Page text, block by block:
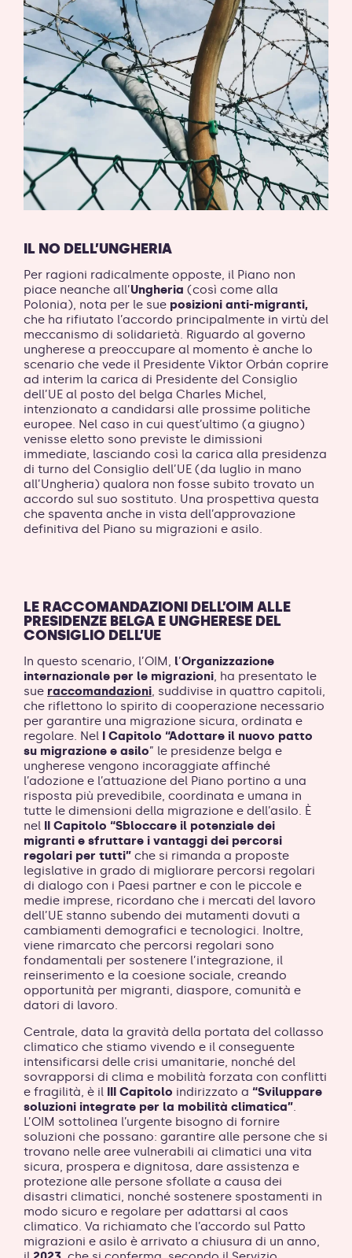
IL NO DELL’UNGHERIA
Per ragioni radicalmente opposte, il Piano non
piace neanche all’Ungheria (così come alla
Polonia), nota per le sue posizioni anti-migranti,
che ha rifiutato l’accordo principalmente in virtù del
meccanismo di solidarietà. Riguardo al governo
ungherese a preoccupare al momento è anche lo
scenario che vede il Presidente Viktor Orbán coprire
ad interim la carica di Presidente del Consiglio
dell’UE al posto del belga Charles Michel,
intenzionato a candidarsi alle prossime politiche
europee. Nel caso in cui quest’ultimo (a giugno)
venisse eletto sono previste le dimissioni
immediate, lasciando così la carica alla presidenza
di turno del Consiglio dell’UE (da luglio in mano
all’Ungheria) qualora non fosse subito trovato un
accordo sul suo sostituto. Una prospettiva questa
che spaventa anche in vista dell’approvazione
definitiva del Piano su migrazioni e asilo.
LE RACCOMANDAZIONI DELL’OIM ALLE
PRESIDENZE BELGA E UNGHERESE DEL
CONSIGLIO DELL’UE
In questo scenario, l’OIM, l’Organizzazione
internazionale per le migrazioni, ha presentato le
sue raccomandazioni, suddivise in quattro capitoli,
che riflettono lo spirito di cooperazione necessario
per garantire una migrazione sicura, ordinata e
regolare. Nel
I Capitolo “Adottare il nuovo patto
su migrazione e asilo” le presidenze belga e
ungherese vengono incoraggiate affinché
l’adozione e l’attuazione del Piano portino a una
risposta più prevedibile, coordinata e umana in
tutte le dimensioni della migrazione e dell’asilo. È
nel
II Capitolo “Sbloccare il potenziale dei
migranti e sfruttare i vantaggi dei percorsi
regolari per tutti” che si rimanda a proposte
legislative in grado di migliorare percorsi regolari
di dialogo con i Paesi partner e con le piccole e
medie imprese, ricordano che i mercati del lavoro
dell’UE stanno subendo dei mutamenti dovuti a
cambiamenti demografici e tecnologici. Inoltre,
viene rimarcato che percorsi regolari sono
fondamentali per sostenere l’integrazione, il
reinserimento e la coesione sociale, creando
opportunità per migranti, diaspore, comunità e
datori di lavoro.
Centrale, data la gravità della portata del collasso
climatico che stiamo vivendo e il conseguente
intensificarsi delle crisi umanitarie, nonché del
sovrapporsi di clima e mobilità forzata con conflitti
e fragilità, è il III Capitolo indirizzato a “Sviluppare
soluzioni integrate per la mobilità climatica”.
L’OIM sottolinea l’urgente bisogno di fornire
soluzioni che possano: garantire alle persone che si
trovano nelle aree vulnerabili ai climatici una vita
sicura, prospera e dignitosa, dare assistenza e
protezione alle persone sfollate a causa dei
disastri climatici, nonché sostenere spostamenti in
modo sicuro e regolare per adattarsi al caos
climatico. Va richiamato che l’accordo sul Patto
migrazioni e asilo è arrivato a chiusura di un anno,